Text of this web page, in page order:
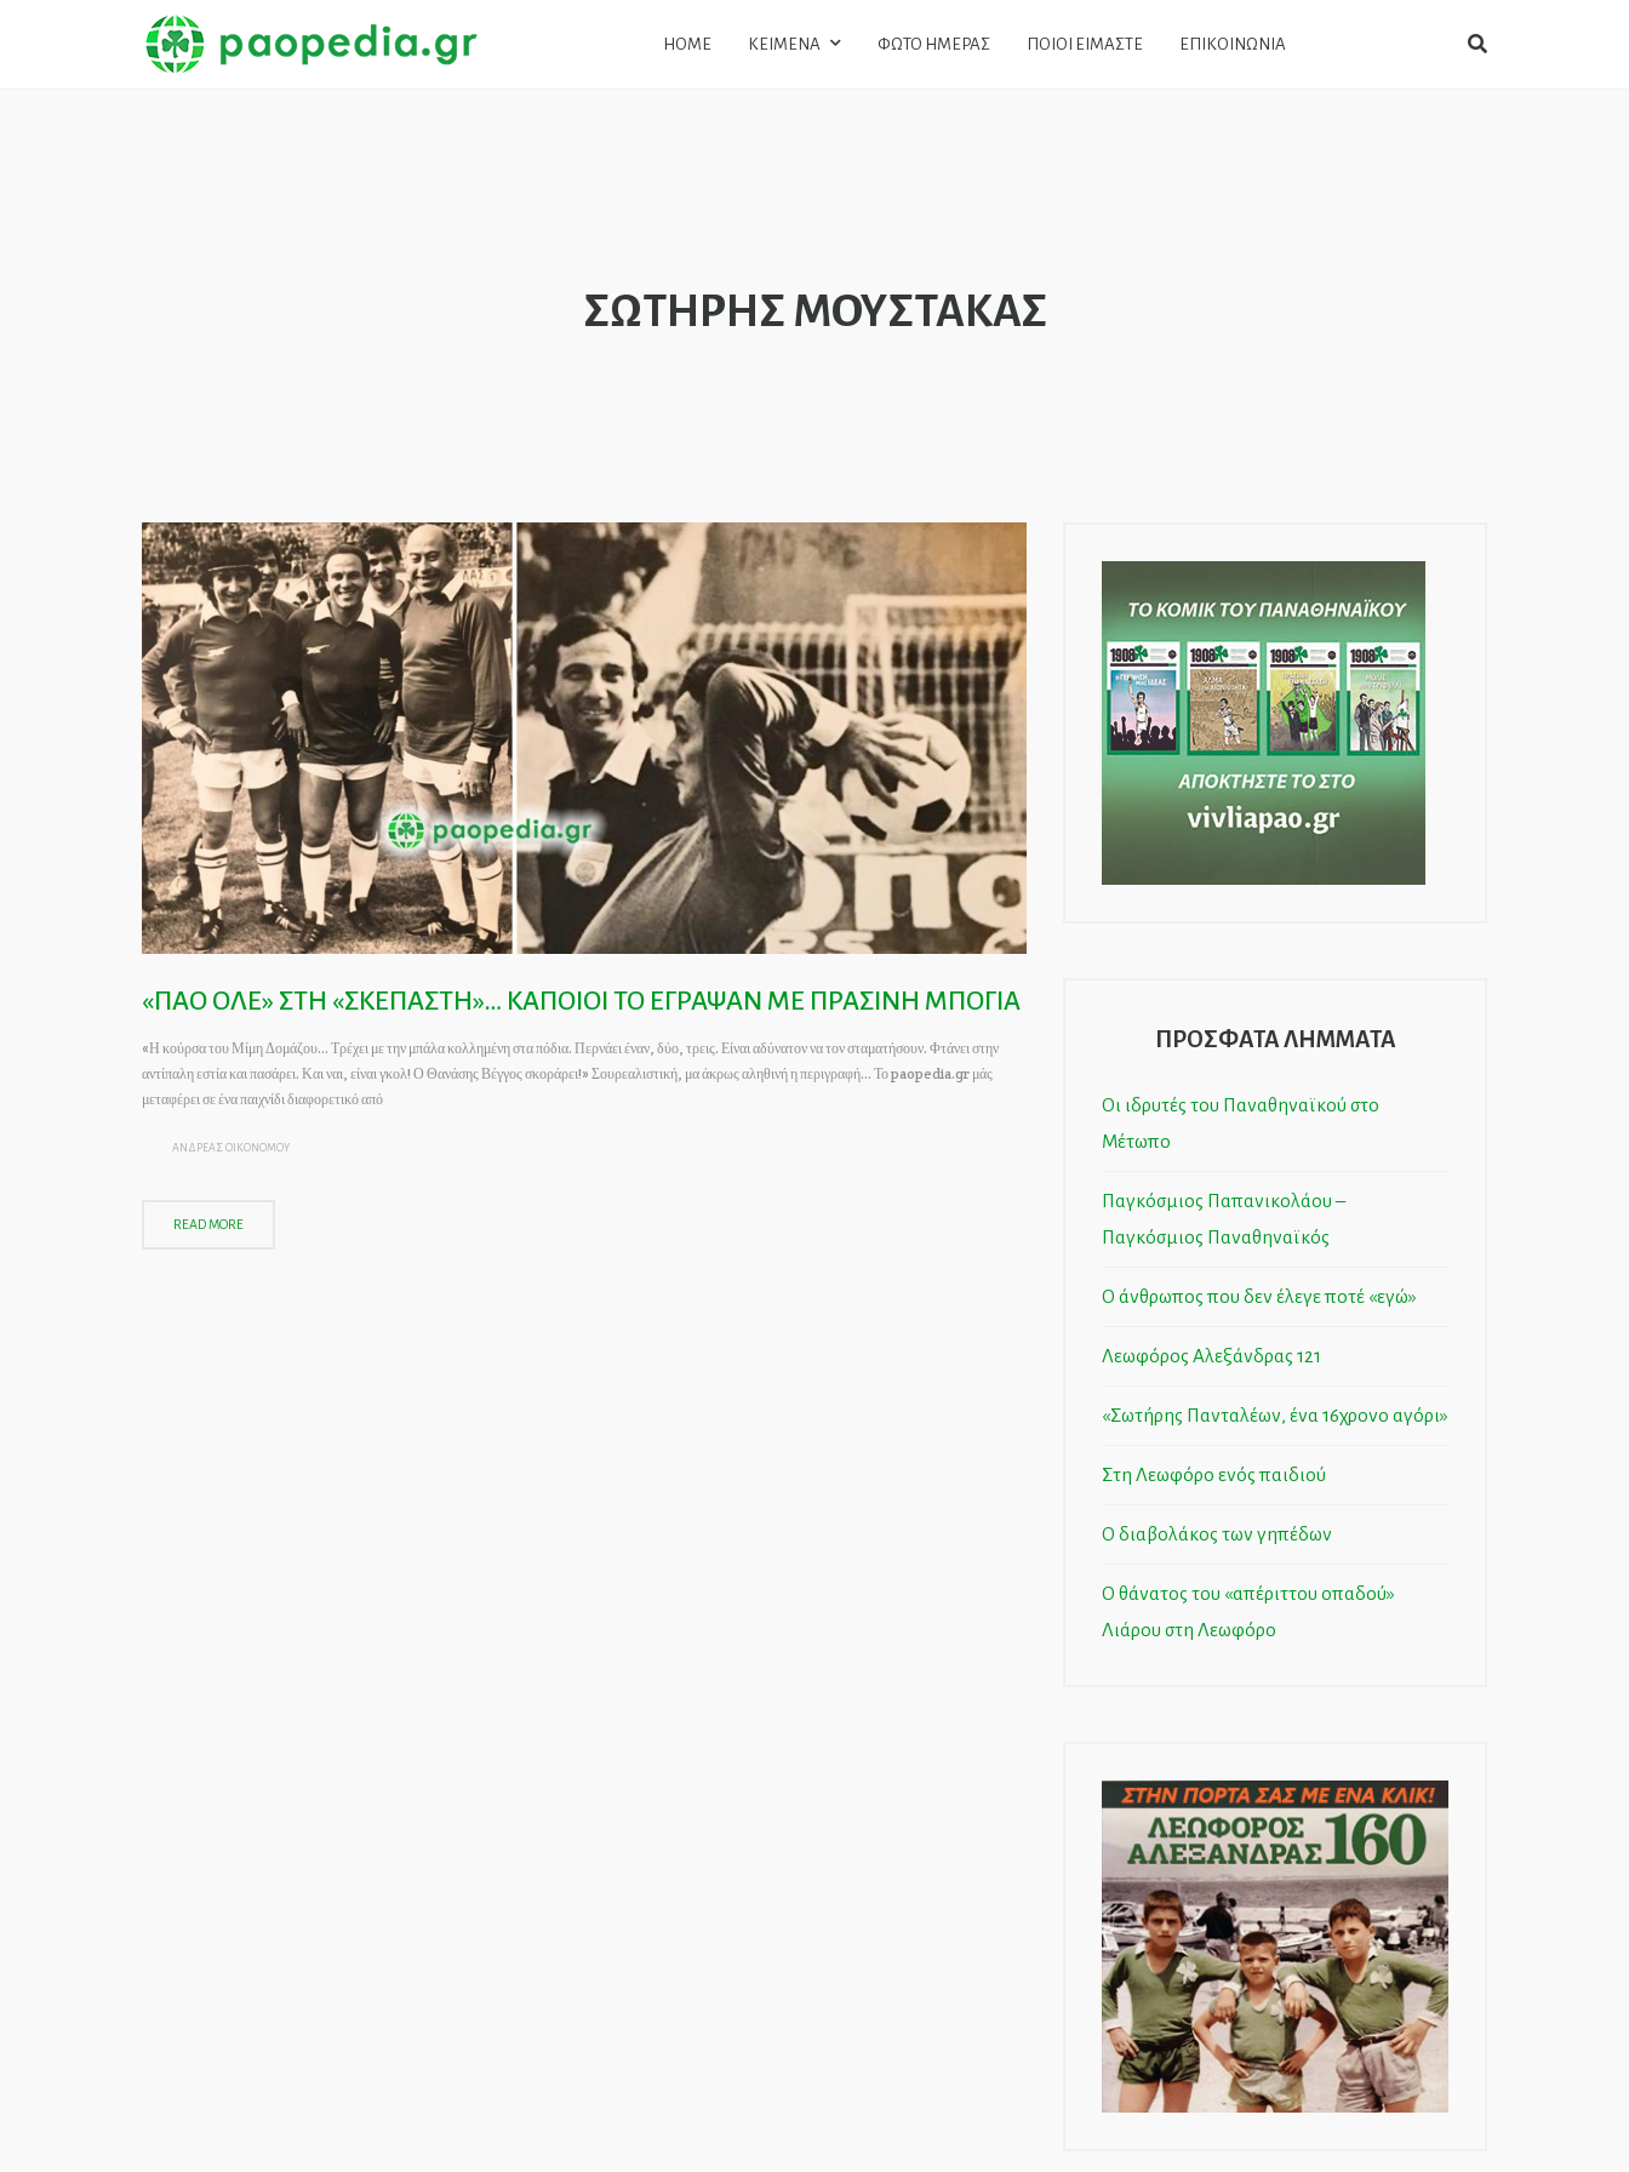
HOME ΚΕΙΜΕΝΑ ΦΩΤΟ ΗΜΕΡΑΣ ΠΟΙΟΙ ΕΙΜΑΣΤΕ ΕΠΙΚΟΙΝΩΝΙΑ
ΣΩΤΗΡΗΣ ΜΟΥΣΤΑΚΑΣ
«ΠΑΟ ΟΛΕ» ΣΤΗ «ΣΚΕΠΑΣΤΗ»… ΚΑΠΟΙΟΙ ΤΟ ΕΓΡΑΨΑΝ ΜΕ ΠΡΑΣΙΝΗ ΜΠΟΓΙΑ
«Η κούρσα του Μίμη Δομάζου… Τρέχει με την μπάλα κολλημένη στα πόδια. Περνάει έναν, δύο, τρεις. Είναι αδύνατον να τον σταματήσουν. Φτάνει στην
αντίπαλη εστία και πασάρει. Και ναι, είναι γκολ! Ο Θανάσης Βέγγος σκοράρει!» Σουρεαλιστική, μα άκρως αληθινή η περιγραφή… Το paopedia.gr μάς
μεταφέρει σε ένα παιχνίδι διαφορετικό από
ΑΝΔΡΕΑΣ ΟΙΚΟΝΟΜΟΥ
READ MORE
ΠΡΟΣΦΑΤΑ ΛΗΜΜΑΤΑ
Οι ιδρυτές του Παναθηναϊκού στο
Μέτωπο
Παγκόσμιος Παπανικολάου –
Παγκόσμιος Παναθηναϊκός
Ο άνθρωπος που δεν έλεγε ποτέ «εγώ»
Λεωφόρος Αλεξάνδρας 121
«Σωτήρης Πανταλέων, ένα 16χρονο αγόρι»
Στη Λεωφόρο ενός παιδιού
Ο διαβολάκος των γηπέδων
Ο θάνατος του «απέριττου οπαδού»
Λιάρου στη Λεωφόρο